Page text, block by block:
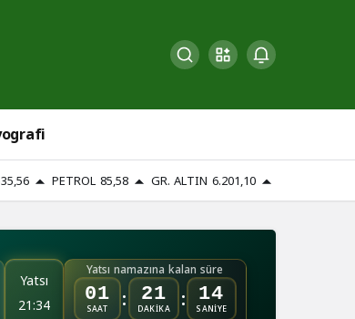
PETROL 85,58 GR. ALTIN 6.201,10
Yatsı
21:34
Yatsı namazına kalan süre
01
SAAT : 21
DAKİKA : 13
SANİYE